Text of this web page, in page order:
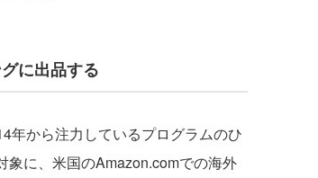
に出品する
年から注力しているプログラムのひ
象に、米国のAmazon.comでの海外